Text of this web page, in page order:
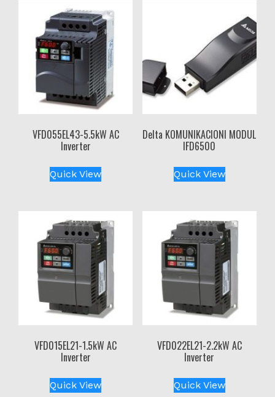
VFD055EL43-5.5kW AC
Inverter
Quick View
Delta KOMUNIKACIONI MODUL
IFD6500
Quick View
VFD015EL21-1.5kW AC
Inverter
Quick View
VFD022EL21-2.2kW AC
Inverter
Quick View